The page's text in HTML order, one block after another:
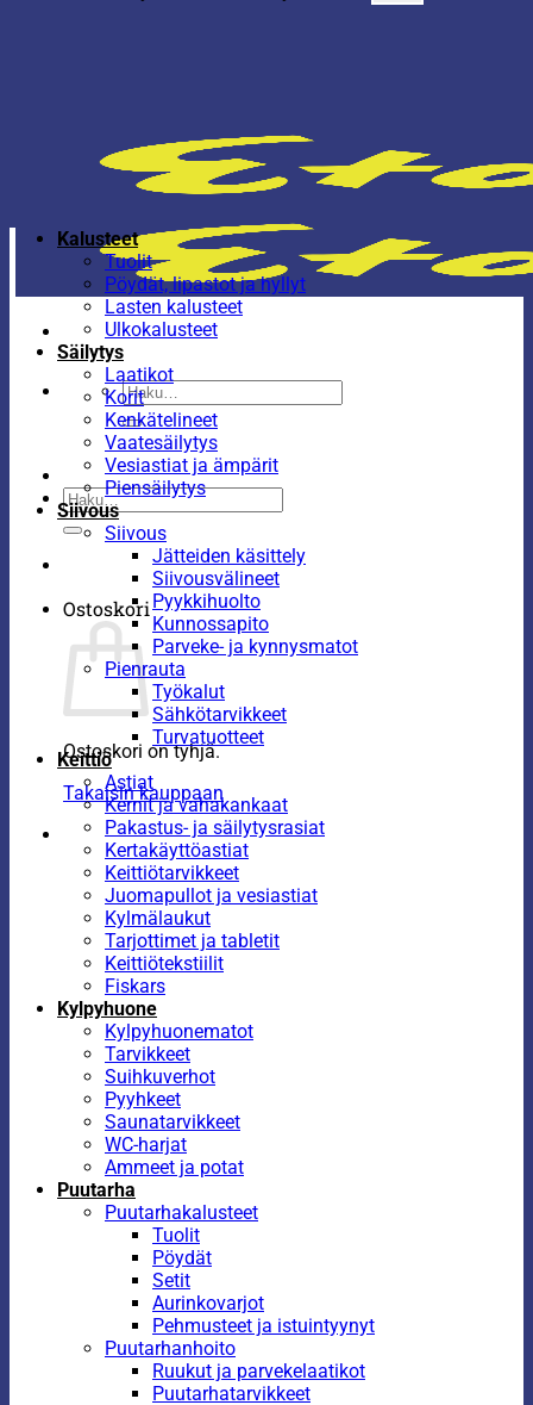
Etsi:
Etsi:
Ostoskori
Ostoskori on tyhjä.
Takaisin kauppaan
Kalusteet
Tuolit
Pöydät, lipastot ja hyllyt
Lasten kalusteet
Ulkokalusteet
Säilytys
Laatikot
Korit
Kenkätelineet
Vaatesäilytys
Vesiastiat ja ämpärit
Piensäilytys
Siivous
Siivous
Jätteiden käsittely
Siivousvälineet
Pyykkihuolto
Kunnossapito
Parveke- ja kynnysmatot
Pienrauta
Työkalut
Sähkötarvikkeet
Turvatuotteet
Keittiö
Astiat
Kernit ja vahakankaat
Pakastus- ja säilytysrasiat
Kertakäyttöastiat
Keittiötarvikkeet
Juomapullot ja vesiastiat
Kylmälaukut
Tarjottimet ja tabletit
Keittiötekstiilit
Fiskars
Kylpyhuone
Kylpyhuonematot
Tarvikkeet
Suihkuverhot
Pyyhkeet
Saunatarvikkeet
WC-harjat
Ammeet ja potat
Puutarha
Puutarhakalusteet
Tuolit
Pöydät
Setit
Aurinkovarjot
Pehmusteet ja istuintyynyt
Puutarhanhoito
Ruukut ja parvekelaatikot
Puutarhatarvikkeet